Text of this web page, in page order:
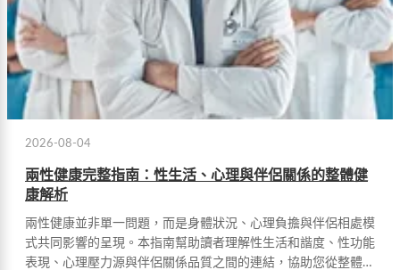
2026-08-04
兩性健康完整指南：性生活、心理與伴侶關係的整體健
康解析
兩性健康並非單一問題，而是身體狀況、心理負擔與伴侶相處模
式共同影響的呈現。本指南幫助讀者理解性生活和諧度、性功能
表現、心理壓力源與伴侶關係品質之間的連結，協助您從整體性